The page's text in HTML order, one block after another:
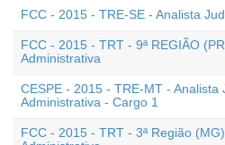
FCC - 2015 - TRE-SE - Analista
FCC - 2015 - TRT - 9ª REGIÃO
Administrativa
CESPE - 2015 - TRE-MT - Analista
Administrativa - Cargo 1
FCC - 2015 - TRT - 3ª Região